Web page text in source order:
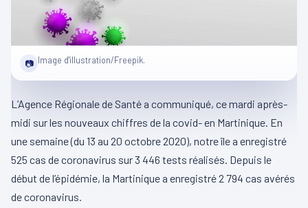
📷 Image d'illustration/Freepik.
L’Agence Régionale de Santé a communiqué, ce mardi après-
midi sur les nouveaux chiffres de la covid- en Martinique. En
une semaine (du 13 au 20 octobre 2020), notre île a enregistré
525 cas de coronavirus sur 3 446 tests réalisés. Depuis le
début de l’épidémie, la Martinique a enregistré 2 794 cas avérés
de coronavirus.